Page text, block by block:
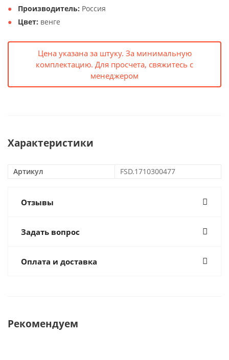
Производитель: Россия
Цвет: венге
Цена указана за штуку. За минимальную
комплектацию. Для просчета, свяжитесь с
менеджером
Характеристики
Артикул FSD.1710300477
Отзывы
Задать вопрос
Оплата и доставка
Рекомендуем